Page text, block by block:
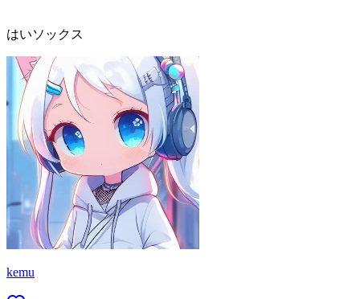
はいソックス
kemu